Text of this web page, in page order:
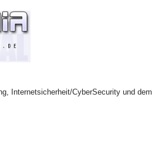
Internetsicherheit/CyberSecurity und dem